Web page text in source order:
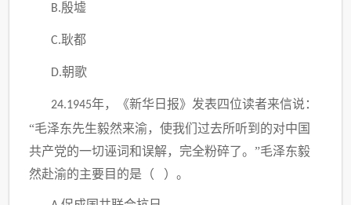
B.殷墟
C.耿都
D.朝歌
24.1945年，《新华日报》发表四位读者来信说：
“毛泽东先生毅然来渝，使我们过去所听到的对中国
共产党的一切诬词和误解，完全粉碎了。”毛泽东毅
然赴渝的主要目的是（ ）。